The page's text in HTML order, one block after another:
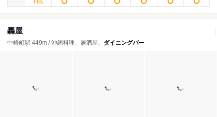
轟屋
中崎町駅 449m / 沖縄料理、居酒屋、 ダイニングバー